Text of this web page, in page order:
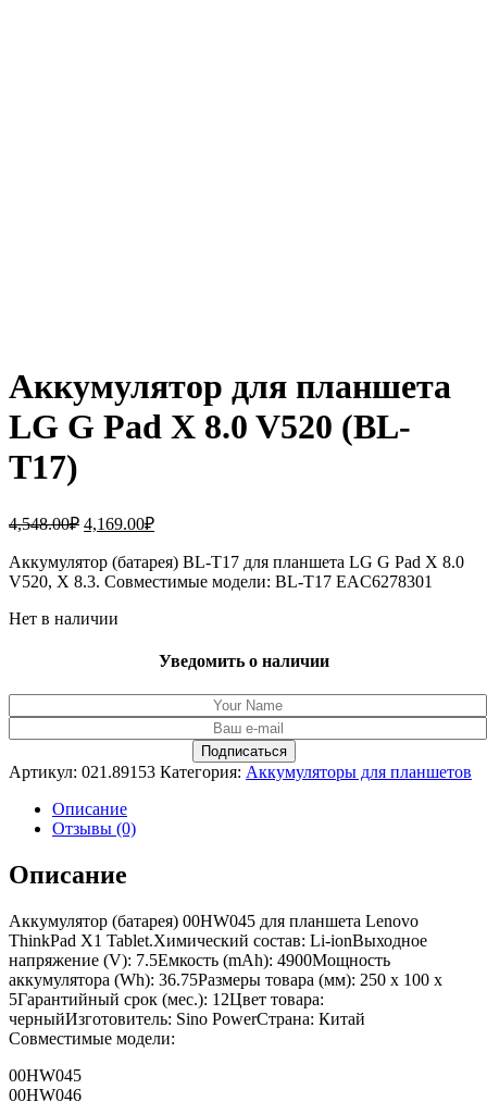
Аккумулятор для планшета
LG G Pad X 8.0 V520 (BL-
T17)
4,548.00₽ Первоначальная
составляла
4,548.00₽.
4,169.00₽Текущая
4,169.00₽.
Аккумулятор (батарея) BL-T17 для планшета LG G Pad X 8.0
V520, X 8.3. Совместимые модели: BL-T17 EAC6278301
Нет в наличии
Уведомить о наличии
Артикул: 021.89153 Категория: Аккумуляторы для планшетов
Описание
Отзывы (0)
Описание
Аккумулятор (батарея) 00HW045 для планшета Lenovo
ThinkPad X1 Tablet.Химический состав: Li-ionВыходное
напряжение (V): 7.5Емкость (mAh): 4900Мощность
аккумулятора (Wh): 36.75Размеры товара (мм): 250 x 100 x
5Гарантийный срок (мес.): 12Цвет товара:
черныйИзготовитель: Sino PowerСтрана: Китай
Совместимые модели:
00HW045
00HW046